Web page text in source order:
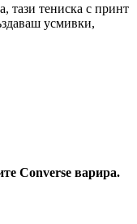
тази тениска с принт
усмивки,
Converse варира.